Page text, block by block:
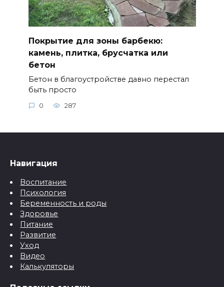
Покрытие для зоны барбекю:
камень, плитка, брусчатка или
бетон
Бетон в благоустройстве давно перестал
быть просто
0 287
Навигация
Воспитание
Психология
Беременность и роды
Здоровье
Питание
Развитие
Уход
Видео
Калькуляторы